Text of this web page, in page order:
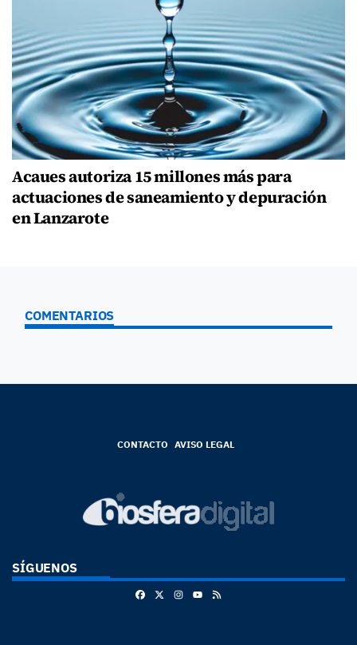
Acaues autoriza 15 millones más para
actuaciones de saneamiento y depuración
en Lanzarote
COMENTARIOS
CONTACTO AVISO LEGAL
SÍGUENOS
FacebookInstagram